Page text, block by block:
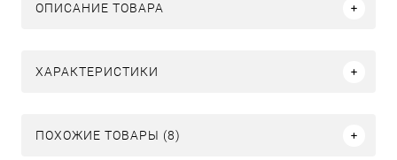
ОПИСАНИЕ ТОВАРА
ХАРАКТЕРИСТИКИ
ПОХОЖИЕ ТОВАРЫ (8)